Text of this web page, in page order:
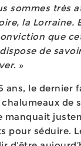
sommes très
la Lorraine.
que
de
. »
ans, le dernier
de
manquait
pour séduire.